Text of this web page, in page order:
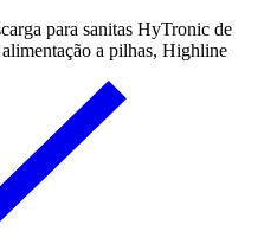
para sanitas HyTronic de
a pilhas, Highline